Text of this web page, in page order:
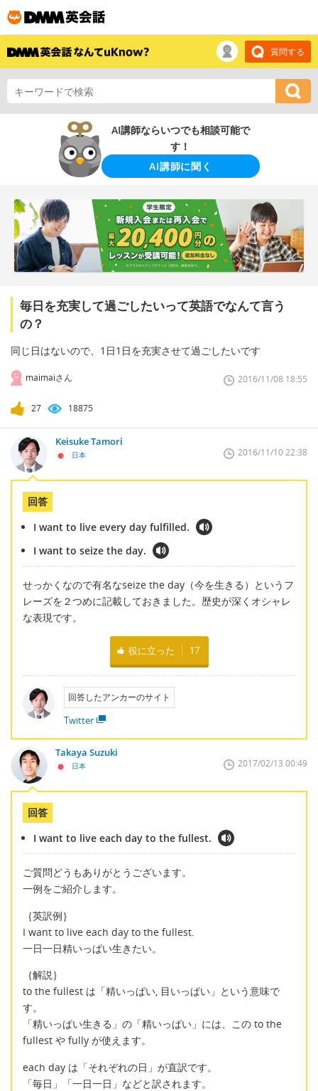
質問する
AI講師ならいつでも相談可能で
す！
AI講師に聞く
毎日を充実して過ごしたいって英語でなんて言う
の？
同じ日はないので、1日1日を充実させて過ごしたいです
maimaiさん 2016/11/08 18:55
27 18875
Keisuke Tamori
日本 2016/11/10 22:38
回答
I want to live every day fulfilled.
I want to seize the day.
せっかくなので有名なseize the day（今を生きる）というフ
レーズを２つめに記載しておきました。歴史が深くオシャレ
な表現です。
役に立った 17
回答したアンカーのサイト
Twitter
Takaya Suzuki
日本 2017/02/13 00:49
回答
I want to live each day to the fullest.
ご質問どうもありがとうございます。
一例をご紹介します。
｛英訳例｝
I want to live each day to the fullest.
一日一日精いっぱい生きたい。
｛解説｝
to the fullest は「精いっぱい, 目いっぱい」という意味で
す。
「精いっぱい生きる」の「精いっぱい」には、この to the
fullest や fully が使えます。
each day は「それぞれの日」が直訳です。
「毎日」「一日一日」などと訳されます。